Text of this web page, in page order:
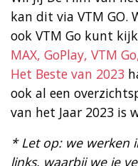
kan dit via VTM GO.
ook VTM Go kunt
MAX, GoPlay, VTM
Het Beste van 2023
ook al een
van het Jaar 2023 is
* Let op: we werken
links, waarbij we je